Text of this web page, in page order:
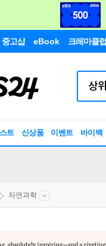
중고샵 eBook 크레마클럽
트 신상품 이벤트 바이백
자연과학